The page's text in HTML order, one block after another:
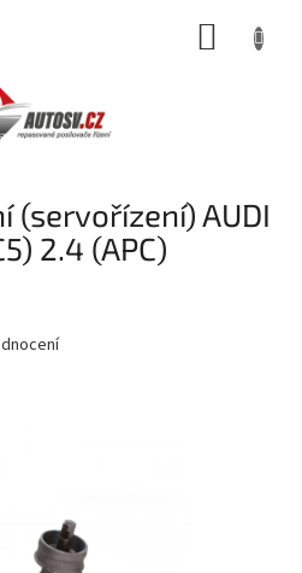
(servořízení) AUDI
2.4 (APC)